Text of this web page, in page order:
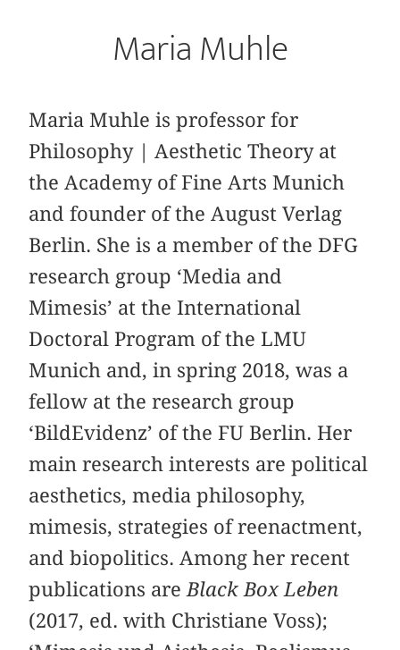
Maria Muhle
Maria Muhle is professor for
Philosophy | Aesthetic Theory at
the Academy of Fine Arts Munich
and founder of the August Verlag
Berlin. She is a member of the DFG
research group ‘Media and
Mimesis’ at the International
Doctoral Program of the LMU
Munich and, in spring 2018, was a
fellow at the research group
‘BildEvidenz’ of the FU Berlin. Her
main research interests are political
aesthetics, media philosophy,
mimesis, strategies of reenactment,
and biopolitics. Among her recent
publications are Black Box Leben
(2017, ed. with Christiane Voss);